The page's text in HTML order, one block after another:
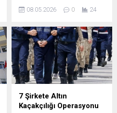
borçlanmaya AK Parti ve
üyeleri evet oyu kullandılar.
Verilen borçlanma yetkisinin
200 milyon lirasına araç
alınması, diğer 200 milyon
liranın ise birikmiş işçi
alacaklarının ödenmesi
şartıyla onay verilmiş oldu.
“KREDİNİN KULLANIMINI
08.05.2026 0 24
7 Şirkete Altın
Kaçakçılığı Operasyonu